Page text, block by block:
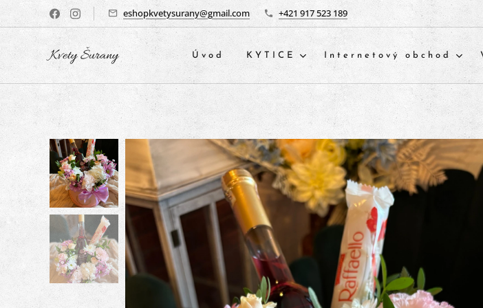
eshopkvetysurany@gmail.com +421 917 523 189
Kvety Šurany Úvod KYTICE Internetový obchod